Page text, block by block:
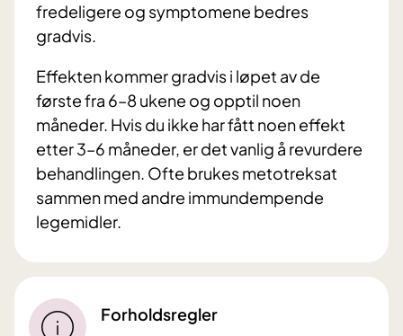
fredeligere og symptomene bedres
gradvis.
Effekten kommer gradvis i løpet av de
første fra 6–8 ukene og opptil noen
måneder. Hvis du ikke har fått noen effekt
etter 3–6 måneder, er det vanlig å revurdere
behandlingen. Ofte brukes metotreksat
sammen med andre immundempende
legemidler.
Forholdsregler